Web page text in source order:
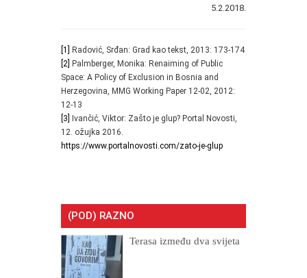
5.2.2018.
[1]
Radović, Srđan: Grad kao tekst, 2013: 173-174
[2] Palmberger, Monika: Renaiming of Public
Space: A Policy of Exclusion in Bosnia and
Herzegovina, MMG Working Paper 12-02, 2012:
12-13
[3] Ivančić, Viktor: Zašto je glup? Portal Novosti,
12. ožujka 2016.
https://www.portalnovosti.com/zato-je-glup
(POD) RAZNO
Terasa između dva svijeta